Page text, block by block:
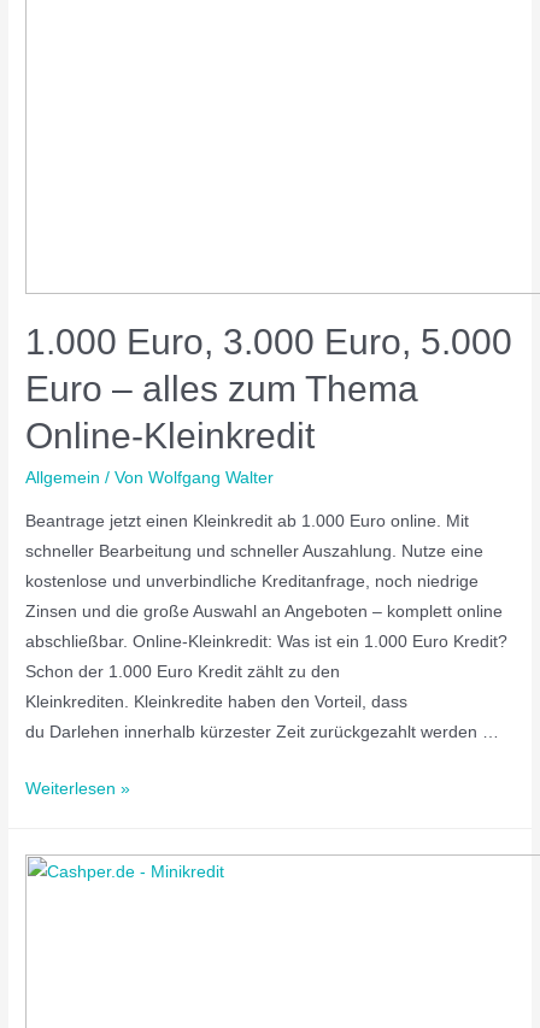
1.000 Euro, 3.000 Euro, 5.000
Euro – alles zum Thema
Online-Kleinkredit
Allgemein / VonWolfgang Walter
Beantrage jetzt einen Kleinkredit ab 1.000 Euro online. Mit
schneller Bearbeitung und schneller Auszahlung. Nutze eine
kostenlose und unverbindliche Kreditanfrage, noch niedrige
Zinsen und die große Auswahl an Angeboten – komplett online
abschließbar. Online-Kleinkredit: Was ist ein 1.000 Euro Kredit?
Schon der 1.000 Euro Kredit zählt zu den
Kleinkrediten. Kleinkredite haben den Vorteil, dass
du Darlehen innerhalb kürzester Zeit zurückgezahlt werden …
Weiterlesen »